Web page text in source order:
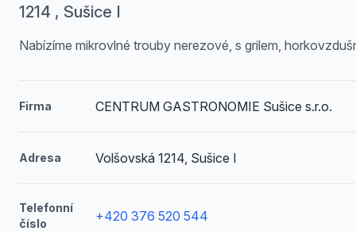
1214 , Sušice I
Nabízíme mikrovlné trouby nerezové, s grilem,
Firma CENTRUM GASTRONOMIE Sušice s.r.o.
Adresa Volšovská 1214, Sušice I
Telefonní
číslo
+420 376 520 544